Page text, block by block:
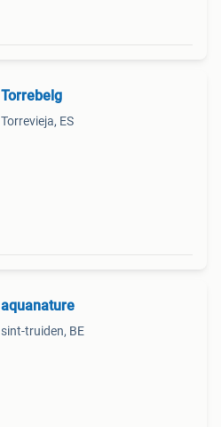
Torrebelg
Torrevieja, ES
aquanature
sint-truiden, BE